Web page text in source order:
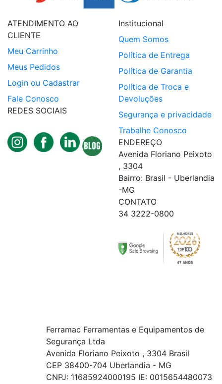
ATENDIMENTO AO
CLIENTE
Meu Carrinho
Meus Pedidos
Login ou Cadastrar
Fale Conosco
REDES SOCIAIS
Institucional
Quem Somos
Política de Entrega
Política de Garantia
Política de Troca e
Devoluções
Segurança e privacidade
Trabalhe Conosco
ENDEREÇO
Avenida Floriano Peixoto
, 3304
Bairro: Brasil - Uberlandia
-MG
CONTATO
34 3222-0800
Ferramac Ferramentas e Equipamentos de
Segurança Ltda
Avenida Floriano Peixoto , 3304 Brasil
CEP 38400-704 Uberlandia - MG
CNPJ: 11685924000195 IE: 0015654480073